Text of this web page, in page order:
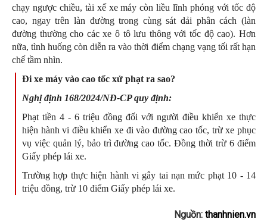
chạy ngược chiều, tài xế xe máy còn liều lĩnh phóng với tốc độ
cao, ngay trên làn đường trong cùng sát dải phân cách (làn
đường thường cho các xe ô tô lưu thông với tốc độ cao). Hơn
nữa, tình huống còn diễn ra vào thời điểm chạng vạng tối rất hạn
chế tầm nhìn.
Đi xe máy vào cao tốc xử phạt ra sao?
Nghị định 168/2024/NĐ-CP quy định:
Phạt tiền 4 - 6 triệu đồng đối với người điều khiển xe thực
hiện hành vi điều khiển xe đi vào đường cao tốc, trừ xe phục
vụ việc quản lý, bảo trì đường cao tốc. Đồng thời trừ 6 điểm
Giấy phép lái xe.
Trường hợp thực hiện hành vi gây tai nạn mức phạt 10 - 14
triệu đồng, trừ 10 điểm Giấy phép lái xe.
Nguồn: thanhnien.vn